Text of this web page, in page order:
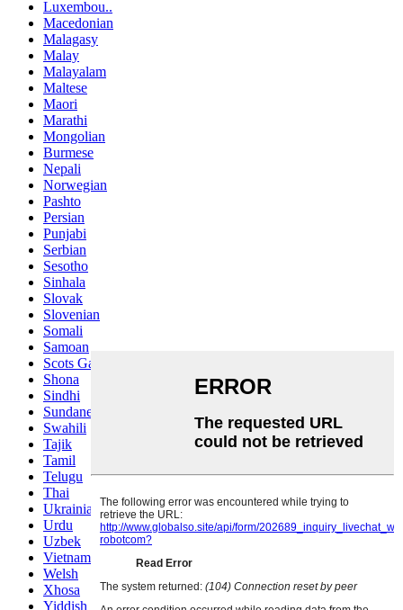
Luxembou..
Macedonian
Malagasy
Malay
Malayalam
Maltese
Maori
Marathi
Mongolian
Burmese
Nepali
Norwegian
Pashto
Persian
Punjabi
Serbian
Sesotho
Sinhala
Slovak
Slovenian
Somali
Samoan
Scots Gaelic
Shona
Sindhi
Sundanese
Swahili
Tajik
Tamil
Telugu
Thai
Ukrainian
Urdu
Uzbek
Vietnamese
Welsh
Xhosa
Yiddish